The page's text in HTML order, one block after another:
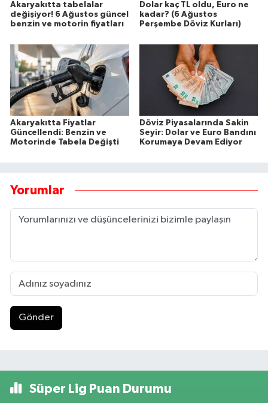
Akaryakıtta tabelalar
değişiyor! 6 Ağustos güncel
benzin ve motorin fiyatları
Dolar kaç TL oldu, Euro ne
kadar? (6 Ağustos
Perşembe Döviz Kurları)
Akaryakıtta Fiyatlar
Güncellendi: Benzin ve
Motorinde Tabela Değişti
Döviz Piyasalarında Sakin
Seyir: Dolar ve Euro Bandını
Korumaya Devam Ediyor
Yorumlar
Gönder
Süper Lig Puan Durumu